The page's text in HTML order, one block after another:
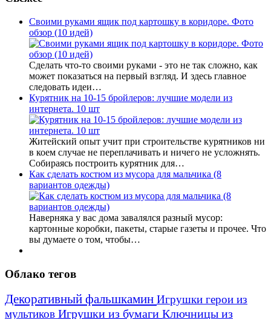
Своими руками ящик под картошку в коридоре. Фото
обзор (10 идей)
Сделать что-то своими руками - это не так сложно, как
может показаться на первый взгляд. И здесь главное
следовать идеи…
Курятник на 10-15 бройлеров: лучшие модели из
интернета. 10 шт
Житейский опыт учит при строительстве курятников ни
в коем случае не переплачивать и ничего не усложнять.
Собираясь построить курятник для…
Как сделать костюм из мусора для мальчика (8
вариантов одежды)
Наверняка у вас дома завалялся разный мусор:
картонные коробки, пакеты, старые газеты и прочее. Что
вы думаете о том, чтобы…
Облако тегов
Декоративный фальшкамин Игрушки герои из
мультиков Игрушки из бумаги Ключницы из